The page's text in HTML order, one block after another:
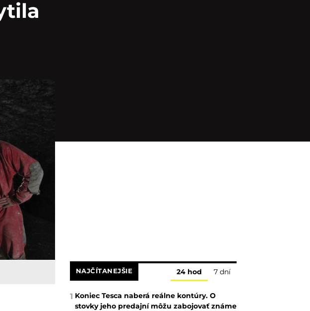
NAJČÍTANEJŠIE 24 hod 7 dní
1 Koniec Tesca naberá reálne kontúry. O
stovky jeho predajní môžu zabojovať známe